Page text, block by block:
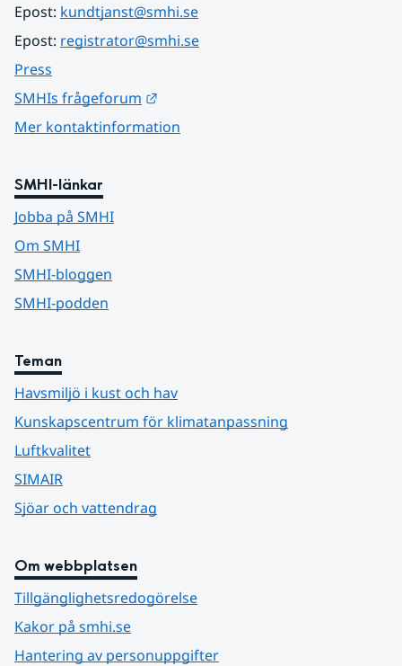
Epost: kundtjanst@smhi.se
Epost: registrator@smhi.se
Press
SMHIs frågeforum
Mer kontaktinformation
SMHI-länkar
Jobba på SMHI
Om SMHI
SMHI-bloggen
SMHI-podden
Teman
Havsmiljö i kust och hav
Kunskapscentrum för klimatanpassning
Luftkvalitet
SIMAIR
Sjöar och vattendrag
Om webbplatsen
Tillgänglighetsredogörelse
Kakor på smhi.se
Hantering av personuppgifter